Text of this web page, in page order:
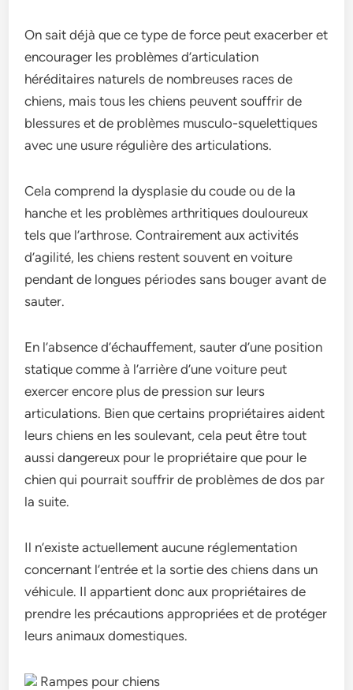
On sait déjà que ce type de force peut exacerber et
encourager les problèmes d’articulation
héréditaires naturels de nombreuses races de
chiens, mais tous les chiens peuvent souffrir de
blessures et de problèmes musculo-squelettiques
avec une usure régulière des articulations.
Cela comprend la dysplasie du coude ou de la
hanche et les problèmes arthritiques douloureux
tels que l’arthrose. Contrairement aux activités
d’agilité, les chiens restent souvent en voiture
pendant de longues périodes sans bouger avant de
sauter.
En l’absence d’échauffement, sauter d’une position
statique comme à l’arrière d’une voiture peut
exercer encore plus de pression sur leurs
articulations. Bien que certains propriétaires aident
leurs chiens en les soulevant, cela peut être tout
aussi dangereux pour le propriétaire que pour le
chien qui pourrait souffrir de problèmes de dos par
la suite.
Il n’existe actuellement aucune réglementation
concernant l’entrée et la sortie des chiens dans un
véhicule. Il appartient donc aux propriétaires de
prendre les précautions appropriées et de protéger
leurs animaux domestiques.
Rampes pour chiens